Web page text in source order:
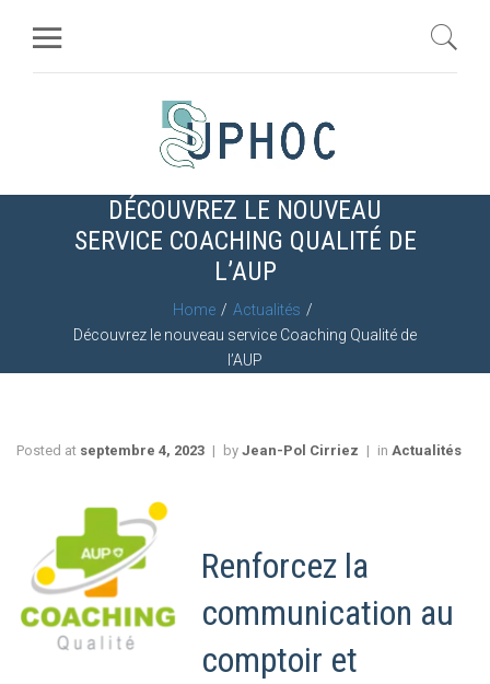
DÉCOUVREZ LE NOUVEAU
SERVICE COACHING QUALITÉ DE
L’AUP
Home
Actualités
Découvrez le nouveau service Coaching Qualité de
l’AUP
Posted at septembre 4, 2023 by Jean-Pol Cirriez in Actualités
Renforcez la
communication au
comptoir et